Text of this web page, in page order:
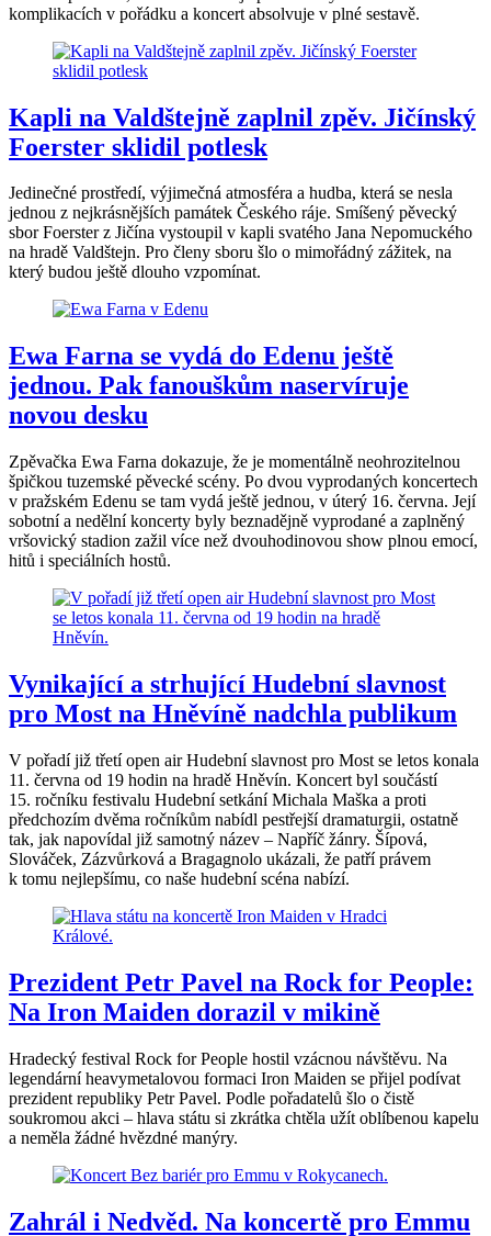
komplikacích v pořádku a koncert absolvuje v plné sestavě.
Kapli na Valdštejně zaplnil zpěv. Jičínský
Foerster sklidil potlesk
Jedinečné prostředí, výjimečná atmosféra a hudba, která se nesla
jednou z nejkrásnějších památek Českého ráje. Smíšený pěvecký
sbor Foerster z Jičína vystoupil v kapli svatého Jana Nepomuckého
na hradě Valdštejn. Pro členy sboru šlo o mimořádný zážitek, na
který budou ještě dlouho vzpomínat.
Ewa Farna se vydá do Edenu ještě
jednou. Pak fanouškům naservíruje
novou desku
Zpěvačka Ewa Farna dokazuje, že je momentálně neohrozitelnou
špičkou tuzemské pěvecké scény. Po dvou vyprodaných koncertech
v pražském Edenu se tam vydá ještě jednou, v úterý 16. června. Její
sobotní a nedělní koncerty byly beznadějně vyprodané a zaplněný
vršovický stadion zažil více než dvouhodinovou show plnou emocí,
hitů i speciálních hostů.
Vynikající a strhující Hudební slavnost
pro Most na Hněvíně nadchla publikum
V pořadí již třetí open air Hudební slavnost pro Most se letos konala
11. června od 19 hodin na hradě Hněvín. Koncert byl součástí
15. ročníku festivalu Hudební setkání Michala Maška a proti
předchozím dvěma ročníkům nabídl pestřejší dramaturgii, ostatně
tak, jak napovídal již samotný název – Napříč žánry. Šípová,
Slováček, Zázvůrková a Bragagnolo ukázali, že patří právem
k tomu nejlepšímu, co naše hudební scéna nabízí.
Prezident Petr Pavel na Rock for People:
Na Iron Maiden dorazil v mikině
Hradecký festival Rock for People hostil vzácnou návštěvu. Na
legendární heavymetalovou formaci Iron Maiden se přijel podívat
prezident republiky Petr Pavel. Podle pořadatelů šlo o čistě
soukromou akci – hlava státu si zkrátka chtěla užít oblíbenou kapelu
a neměla žádné hvězdné manýry.
Zahrál i Nedvěd. Na koncertě pro Emmu